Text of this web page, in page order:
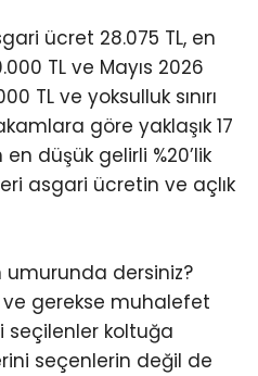
ücret 28.075 TL, en
TL ve Mayıs 2026
TL ve yoksulluk sınırı
göre yaklaşık 17
düşük gelirli %20’lik
asgari ücretin ve açlık
umurunda dersiniz?
gerekse muhalefet
seçilenler koltuğa
seçenlerin değil de